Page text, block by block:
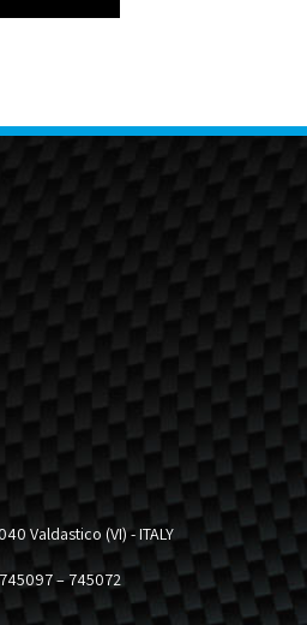
Valdastico (VI) - ITALY
– 745072